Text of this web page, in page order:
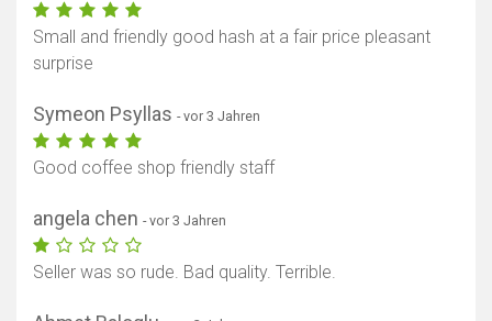
Small and friendly good hash at a fair price pleasant
surprise
Symeon Psyllas - vor 3 Jahren
Good coffee shop friendly staff
angela chen - vor 3 Jahren
Seller was so rude. Bad quality. Terrible.